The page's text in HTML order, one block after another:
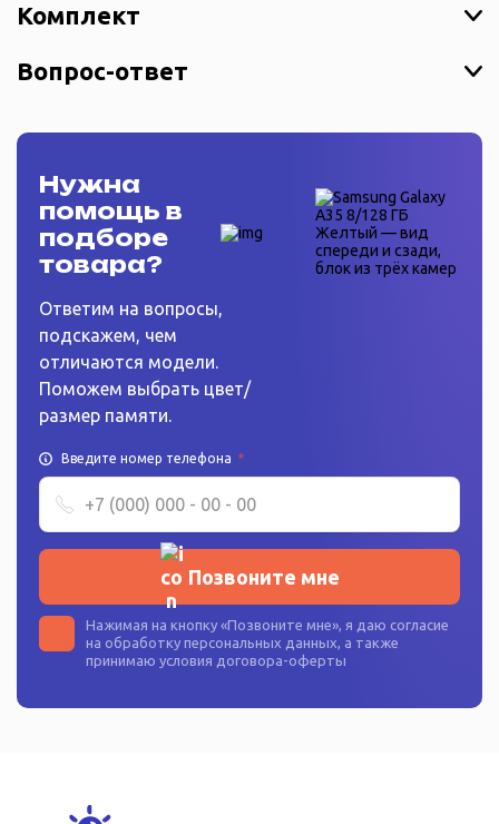
Комплект
Вопрос-ответ
Нужна
помощь в
подборе
товара?
Ответим на вопросы,
подскажем, чем
отличаются модели.
Поможем выбрать цвет/
размер памяти.
Введите номер телефона *
Позвоните мне
Нажимая на кнопку «Позвоните мне», я даю согласие
на обработку персональных данных, а также
принимаю условия договора-оферты